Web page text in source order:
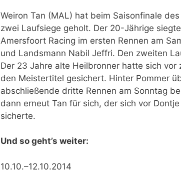
Weiron Tan (MAL) hat beim Saisonfinale
zwei Laufsiege geholt. Der 20-Jährige
Amersfoort Racing im ersten Rennen am
und Landsmann Nabil Jeffri. Den zweiten
Der 23 Jahre alte Heilbronner hatte sich
den Meistertitel gesichert. Hinter Pommer
abschließende dritte Rennen am Sonntag
dann erneut Tan für sich, der sich vor
sicherte.
Und so geht’s weiter:
10.10.–12.10.2014